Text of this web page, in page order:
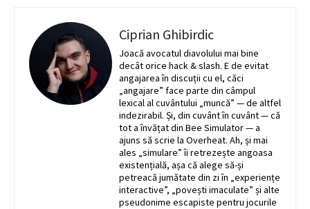
Ciprian Ghibirdic
Joacă avocatul diavolului mai bine
decât orice hack & slash. E de evitat
angajarea în discuții cu el, căci
„angajare” face parte din câmpul
lexical al cuvântului „muncă” — de altfel
indezirabil. Și, din cuvânt în cuvânt — că
tot a învățat din Bee Simulator — a
ajuns să scrie la Overheat. Ah, și mai
ales „simulare” îi retrezește angoasa
existențială, așa că alege să-și
petreacă jumătate din zi în „experiențe
interactive”, „povești imaculate” și alte
pseudonime escapiste pentru jocurile